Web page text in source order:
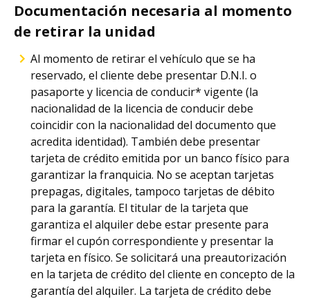
Documentación necesaria al momento
de retirar la unidad
Al momento de retirar el vehículo que se ha
reservado, el cliente debe presentar D.N.I. o
pasaporte y licencia de conducir* vigente (la
nacionalidad de la licencia de conducir debe
coincidir con la nacionalidad del documento que
acredita identidad). También debe presentar
tarjeta de crédito emitida por un banco físico para
garantizar la franquicia. No se aceptan tarjetas
prepagas, digitales, tampoco tarjetas de débito
para la garantía. El titular de la tarjeta que
garantiza el alquiler debe estar presente para
firmar el cupón correspondiente y presentar la
tarjeta en físico. Se solicitará una preautorización
en la tarjeta de crédito del cliente en concepto de la
garantía del alquiler. La tarjeta de crédito debe